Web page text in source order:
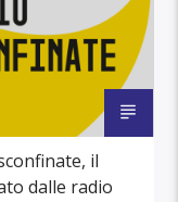
il
dalle radio